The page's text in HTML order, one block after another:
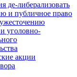
де-либерализовать
и публичное право
уголовно-
акции